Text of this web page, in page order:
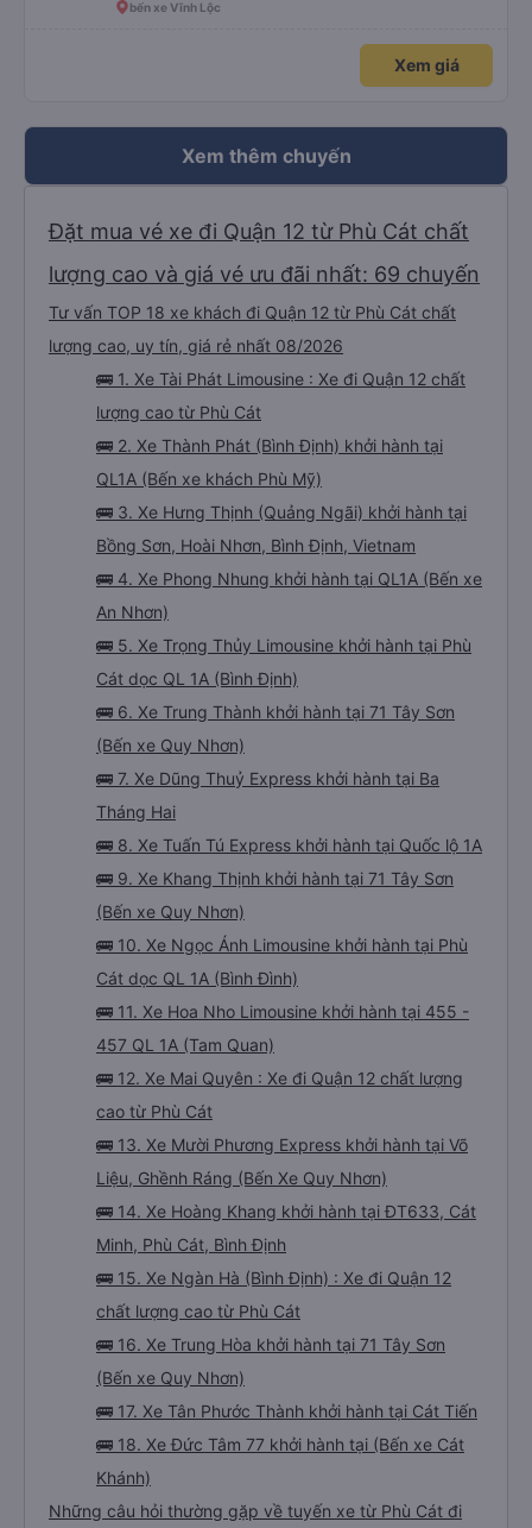
bến xe Vĩnh Lộc
Xem giá
Xem thêm chuyến
Đặt mua vé xe đi Quận 12 từ Phù Cát chất
lượng cao và giá vé ưu đãi nhất: 69 chuyến
Tư vấn TOP 18 xe khách đi Quận 12 từ Phù Cát chất
lượng cao, uy tín, giá rẻ nhất 08/2026
🚌 1. Xe Tài Phát Limousine : Xe đi Quận 12 chất
lượng cao từ Phù Cát
🚌 2. Xe Thành Phát (Bình Định) khởi hành tại
QL1A (Bến xe khách Phù Mỹ)
🚌 3. Xe Hưng Thịnh (Quảng Ngãi) khởi hành tại
Bồng Sơn, Hoài Nhơn, Bình Định, Vietnam
🚌 4. Xe Phong Nhung khởi hành tại QL1A (Bến xe
An Nhơn)
🚌 5. Xe Trọng Thủy Limousine khởi hành tại Phù
Cát dọc QL 1A (Bình Định)
🚌 6. Xe Trung Thành khởi hành tại 71 Tây Sơn
(Bến xe Quy Nhơn)
🚌 7. Xe Dũng Thuỷ Express khởi hành tại Ba
Tháng Hai
🚌 8. Xe Tuấn Tú Express khởi hành tại Quốc lộ 1A
🚌 9. Xe Khang Thịnh khởi hành tại 71 Tây Sơn
(Bến xe Quy Nhơn)
🚌 10. Xe Ngọc Ánh Limousine khởi hành tại Phù
Cát dọc QL 1A (Bình Đình)
🚌 11. Xe Hoa Nho Limousine khởi hành tại 455 -
457 QL 1A (Tam Quan)
🚌 12. Xe Mai Quyên : Xe đi Quận 12 chất lượng
cao từ Phù Cát
🚌 13. Xe Mười Phương Express khởi hành tại Võ
Liệu, Ghềnh Ráng (Bến Xe Quy Nhơn)
🚌 14. Xe Hoàng Khang khởi hành tại ĐT633, Cát
Minh, Phù Cát, Bình Định
🚌 15. Xe Ngàn Hà (Bình Định) : Xe đi Quận 12
chất lượng cao từ Phù Cát
🚌 16. Xe Trung Hòa khởi hành tại 71 Tây Sơn
(Bến xe Quy Nhơn)
🚌 17. Xe Tân Phước Thành khởi hành tại Cát Tiến
🚌 18. Xe Đức Tâm 77 khởi hành tại (Bến xe Cát
Khánh)
Những câu hỏi thường gặp về tuyến xe từ Phù Cát đi